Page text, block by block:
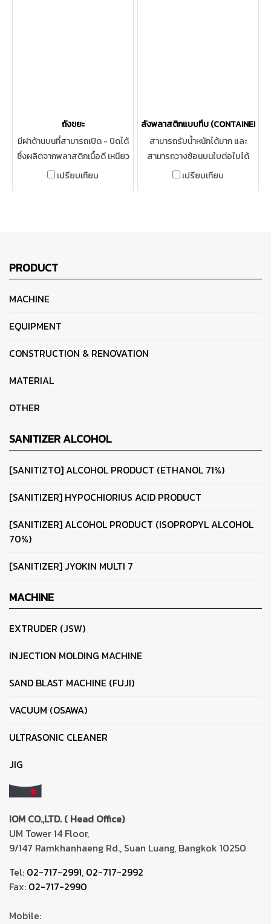
ถังขยะ
มีฝาด้านบนที่สามารถเปิด - ปิดได้
ซึ่งผลิตจากพลาสติกเนื้อดี เหนียว
คงทน แข็งแรง มีสีสันสดใส รูป
เปรียบเทียบ
ลังพลาสติกแบบทึบ (CONTAINER
สามารถรับน้ำหนักได้มาก และ
สามารถวางซ้อนบนใบต่อใบได้
โดยไม่ทับสิ่งของในลังใบล่างให้
เปรียบเทียบ
PRODUCT
MACHINE
EQUIPMENT
CONSTRUCTION & RENOVATION
MATERIAL
OTHER
SANITIZER ALCOHOL
[SANITIZTO] ALCOHOL PRODUCT (ETHANOL 71%)
[SANITIZER] HYPOCHIORIUS ACID PRODUCT
[SANITIZER] ALCOHOL PRODUCT (ISOPROPYL ALCOHOL
70%)
[SANITIZER] JYOKIN MULTI 7
MACHINE
EXTRUDER (JSW)
INJECTION MOLDING MACHINE
SAND BLAST MACHINE (FUJI)
VACUUM (OSAWA)
ULTRASONIC CLEANER
JIG
IOM CO.,LTD. ( Head Office)
UM Tower 14 Floor,
9/147 Ramkhanhaeng Rd., Suan Luang, Bangkok 10250
Tel: 02-717-2991, 02-717-2992
Fax: 02-717-2990
Mobile: